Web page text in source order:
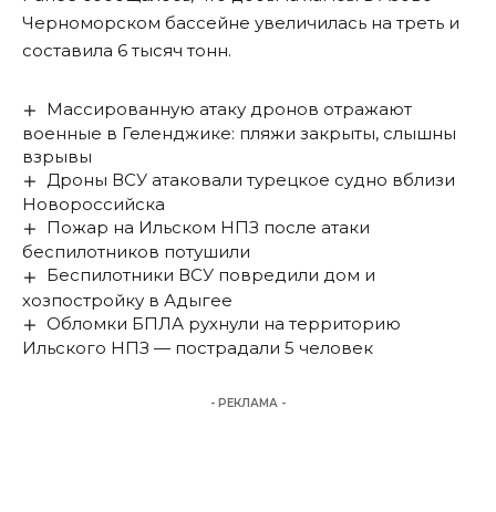
Черноморском бассейне увеличилась на треть и
составила 6 тысяч тонн.
Массированную атаку дронов отражают
военные в Геленджике: пляжи закрыты, слышны
взрывы
Дроны ВСУ атаковали турецкое судно вблизи
Новороссийска
Пожар на Ильском НПЗ после атаки
беспилотников потушили
Беспилотники ВСУ повредили дом и
хозпостройку в Адыгее
Обломки БПЛА рухнули на территорию
Ильского НПЗ — пострадали 5 человек
- РЕКЛАМА -